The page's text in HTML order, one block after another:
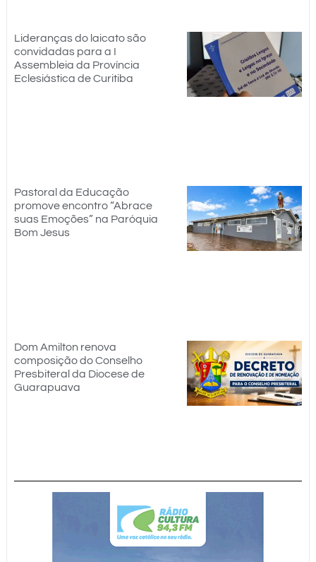
Lideranças do laicato são
convidadas para a I
Assembleia da Província
Eclesiástica de Curitiba
Pastoral da Educação
promove encontro “Abrace
suas Emoções” na Paróquia
Bom Jesus
Dom Amilton renova
composição do Conselho
Presbiteral da Diocese de
Guarapuava